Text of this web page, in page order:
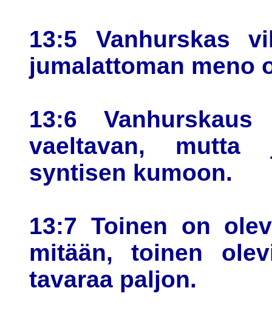
13:5 Vanhurskas
jumalattoman meno
13:6 Vanhurskaus
vaeltavan, mutta
syntisen kumoon.
13:7 Toinen on
mitään, toinen
tavaraa paljon.